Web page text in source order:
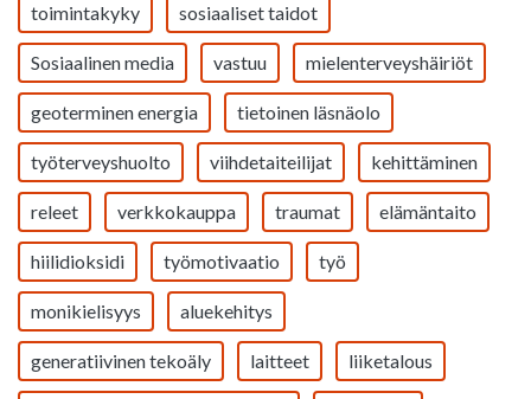
toimintakyky sosiaaliset taidot
Sosiaalinen media vastuu mielenterveyshäiriöt
geoterminen energia tietoinen läsnäolo
työterveyshuolto viihdetaiteilijat kehittäminen
releet verkkokauppa traumat elämäntaito
hiilidioksidi työmotivaatio työ
monikielisyys aluekehitys
generatiivinen tekoäly laitteet liiketalous